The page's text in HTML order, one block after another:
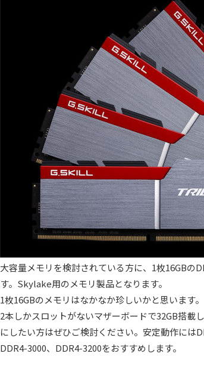
大容量メモリを検討されている方に、1枚16GBの
す。Skylake用のメモリ製品となります。
1枚16GBのメモリはなかなか珍しいかと思います。
2本しかスロットがないマザーボードで32GB搭載
にしたい方はぜひご検討ください。安定動作には
DDR4-3000、DDR4-3200をおすすめします。